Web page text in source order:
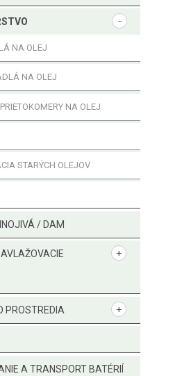
NA OLEJ
NA OLEJ
NA OLEJ
STARÝCH OLEJOV
/ DAM
PROSTREDIA
A TRANSPORT BATÉRIÍ